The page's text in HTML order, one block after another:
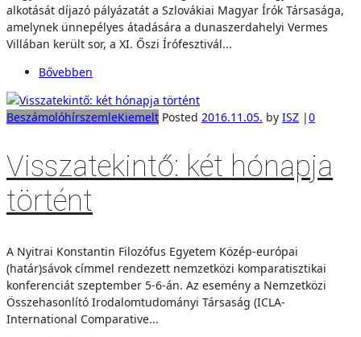
alkotását díjazó pályázatát a Szlovákiai Magyar Írók Társasága,
amelynek ünnepélyes átadására a dunaszerdahelyi Vermes
Villában került sor, a XI. Őszi Írófesztivál...
Bővebben
BeszámolóhírszemleKiemelt Posted 2016.11.05. by ISZ |0
Visszatekintő: két hónapja
történt
A Nyitrai Konstantin Filozófus Egyetem Közép-európai
(határ)sávok címmel rendezett nemzetközi komparatisztikai
konferenciát szeptember 5-6-án. Az esemény a Nemzetközi
Összehasonlító Irodalomtudományi Társaság (ICLA-
International Comparative...